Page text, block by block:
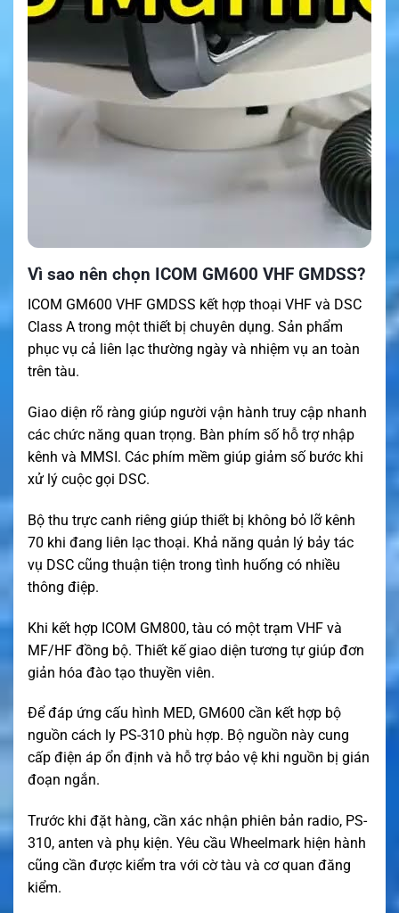
Vì sao nên chọn ICOM GM600 VHF GMDSS?
ICOM GM600 VHF GMDSS kết hợp thoại VHF và DSC
Class A trong một thiết bị chuyên dụng. Sản phẩm
phục vụ cả liên lạc thường ngày và nhiệm vụ an toàn
trên tàu.
Giao diện rõ ràng giúp người vận hành truy cập nhanh
các chức năng quan trọng. Bàn phím số hỗ trợ nhập
kênh và MMSI. Các phím mềm giúp giảm số bước khi
xử lý cuộc gọi DSC.
Bộ thu trực canh riêng giúp thiết bị không bỏ lỡ kênh
70 khi đang liên lạc thoại. Khả năng quản lý bảy tác
vụ DSC cũng thuận tiện trong tình huống có nhiều
thông điệp.
Khi kết hợp ICOM GM800, tàu có một trạm VHF và
MF/HF đồng bộ. Thiết kế giao diện tương tự giúp đơn
giản hóa đào tạo thuyền viên.
Để đáp ứng cấu hình MED, GM600 cần kết hợp bộ
nguồn cách ly PS-310 phù hợp. Bộ nguồn này cung
cấp điện áp ổn định và hỗ trợ bảo vệ khi nguồn bị gián
đoạn ngắn.
Trước khi đặt hàng, cần xác nhận phiên bản radio, PS-
310, anten và phụ kiện. Yêu cầu Wheelmark hiện hành
cũng cần được kiểm tra với cờ tàu và cơ quan đăng
kiểm.